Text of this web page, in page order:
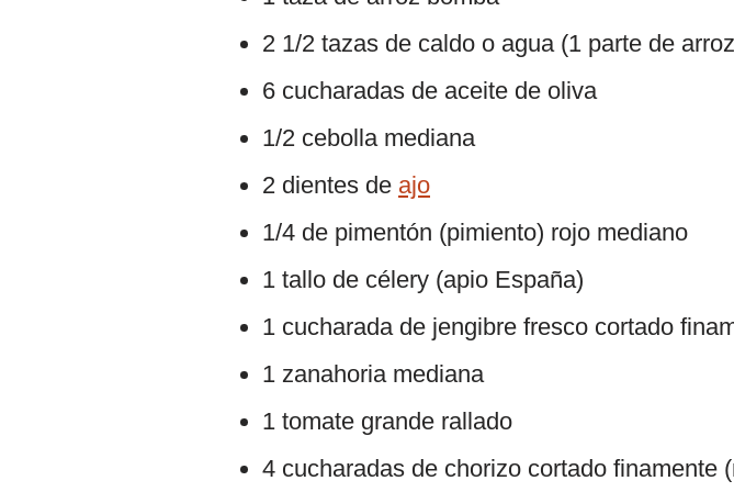
2 1/2 tazas de caldo o agua (1 parte de
6 cucharadas de aceite de oliva
1/2 cebolla mediana
2 dientes de ajo
1/4 de pimentón (pimiento) rojo mediano
1 tallo de célery (apio España)
1 cucharada de jengibre fresco cortado
1 zanahoria mediana
1 tomate grande rallado
4 cucharadas de chorizo cortado finamente